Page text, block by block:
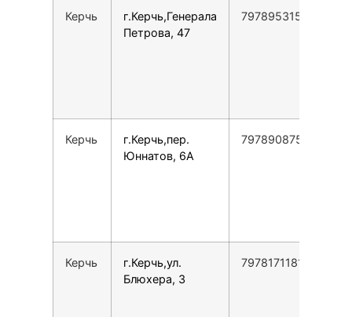
Керчь
г.Керчь,Генерала
Петрова, 47
79789531505
Керчь
г.Керчь,пер.
Юннатов, 6А
79789087596
Керчь
г.Керчь,ул.
Блюхера, 3
79781711813